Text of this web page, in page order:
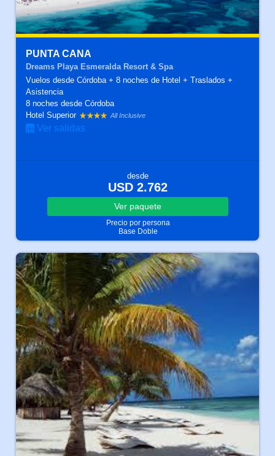
PUNTA CANA
Dreams Playa Esmeralda Resort & Spa
Vuelos desde Córdoba + 8 noches de Hotel + Traslados +
Asistencia
8 nochesdesde Córdoba
Hotel Superior
All Inclusive
Ver salidas
desde
USD 2.762
Ver paquete
Precio por persona
Base Doble